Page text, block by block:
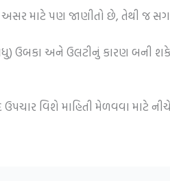
અસર માટે પણ જાણીતો છે, તેથી
વધુ) ઉબકા અને ઉલટીનું કારણ
વિશે માહિતી મેળવવા માટે